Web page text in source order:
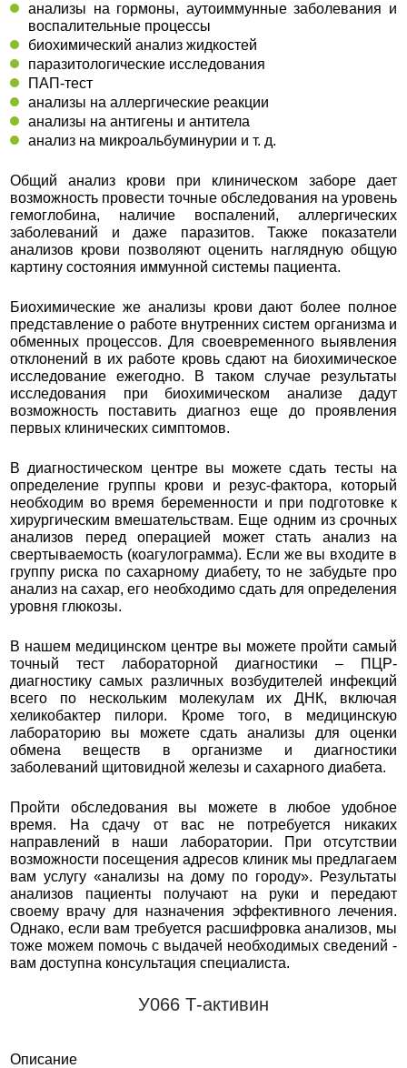
анализы на гормоны, аутоиммунные заболевания и
воспалительные процессы
биохимический анализ жидкостей
паразитологические исследования
ПАП-тест
анализы на аллергические реакции
анализы на антигены и антитела
анализ на микроальбуминурии и т. д.
Общий анализ крови при клиническом заборе дает
возможность провести точные обследования на уровень
гемоглобина, наличие воспалений, аллергических
заболеваний и даже паразитов. Также показатели
анализов крови позволяют оценить наглядную общую
картину состояния иммунной системы пациента.
Биохимические же анализы крови дают более полное
представление о работе внутренних систем организма и
обменных процессов. Для своевременного выявления
отклонений в их работе кровь сдают на биохимическое
исследование ежегодно. В таком случае результаты
исследования при биохимическом анализе дадут
возможность поставить диагноз еще до проявления
первых клинических симптомов.
В диагностическом центре вы можете сдать тесты на
определение группы крови и резус-фактора, который
необходим во время беременности и при подготовке к
хирургическим вмешательствам. Еще одним из срочных
анализов перед операцией может стать анализ на
свертываемость (коагулограмма). Если же вы входите в
группу риска по сахарному диабету, то не забудьте про
анализ на сахар, его необходимо сдать для определения
уровня глюкозы.
В нашем медицинском центре вы можете пройти самый
точный тест лабораторной диагностики – ПЦР-
диагностику самых различных возбудителей инфекций
всего по нескольким молекулам их ДНК, включая
хеликобактер пилори. Кроме того, в медицинскую
лабораторию вы можете сдать анализы для оценки
обмена веществ в организме и диагностики
заболеваний щитовидной железы и сахарного диабета.
Пройти обследования вы можете в любое удобное
время. На сдачу от вас не потребуется никаких
направлений в наши лаборатории. При отсутствии
возможности посещения адресов клиник мы предлагаем
вам услугу «анализы на дому по городу». Результаты
анализов пациенты получают на руки и передают
своему врачу для назначения эффективного лечения.
Однако, если вам требуется расшифровка анализов, мы
тоже можем помочь с выдачей необходимых сведений -
вам доступна консультация специалиста.
У066 Т-активин
Описание